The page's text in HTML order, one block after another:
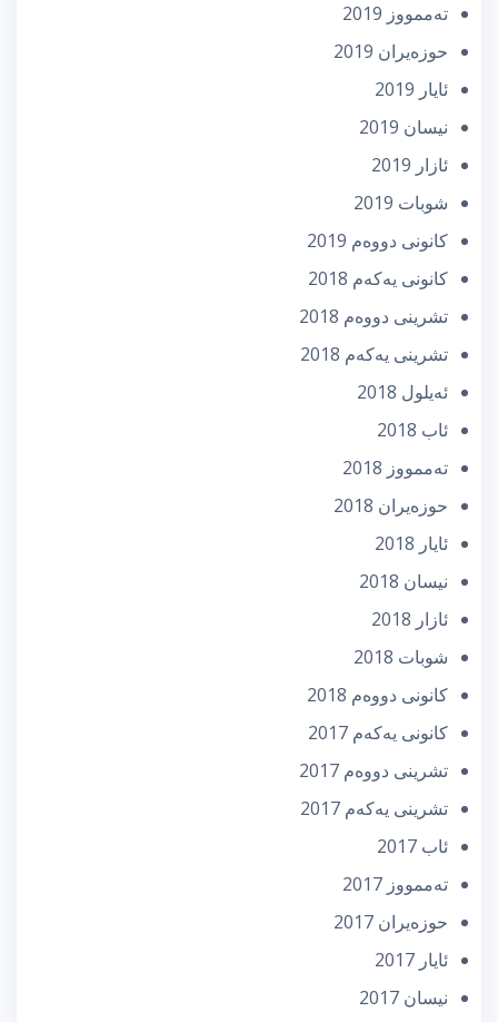
تەممووز 2019
حوزه‌یران 2019
ئایار 2019
نیسان 2019
ئازار 2019
شوبات 2019
كانونی دووه‌م 2019
كانونی یه‌كه‌م 2018
تشرینی دووه‌م 2018
تشرینی یه‌كه‌م 2018
ئه‌یلول 2018
ئاب 2018
تەممووز 2018
حوزه‌یران 2018
ئایار 2018
نیسان 2018
ئازار 2018
شوبات 2018
كانونی دووه‌م 2018
كانونی یه‌كه‌م 2017
تشرینی دووه‌م 2017
تشرینی یه‌كه‌م 2017
ئاب 2017
تەممووز 2017
حوزه‌یران 2017
ئایار 2017
نیسان 2017